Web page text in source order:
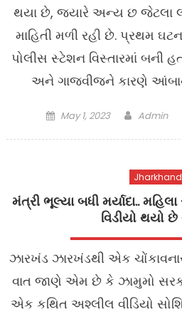
થયા છે, જ્યારે અન્ય છ જેટલા
માહિતી મળી રહી છે. પ્રથમ
પોલીસ સ્ટેશન વિસ્તારમાં બની
અને ગાજવીજને કારણે
Posted
May 1, 2023 Author
Admin
Jharkhand
મંત્રી ભૂલ્યા બધી મર્યાદા..
વિડીયો થયો
ઝારખંડ ઝારખંડથી એક
વાત જાણે એમ છે કે ઝામુમો
એક કથિત અશ્લીલ વીડિયો